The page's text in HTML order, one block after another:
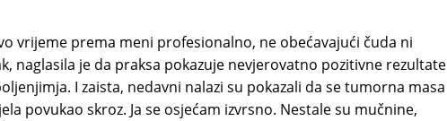
vrijeme prema meni profesionalno, ne obećavajući čuda ni
naglasila je da praksa pokazuje nevjerovatno pozitivne rezultate
I zaista, nedavni nalazi su pokazali da se tumorna masa
povukao skroz. Ja se osjećam izvrsno. Nestale su mučnine,